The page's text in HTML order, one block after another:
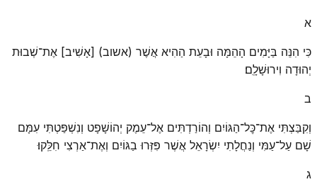
א
כִּי הִנֵּה בַּיָּמִים הָהֵמָּה וּבָעֵת הַהִיא אֲשֶׁר (אשוב) [אָשִׁיב] אֶת־שְׁבוּת
יְהוּדָה וִירוּשָׁלָֽ͏ִם׃
ב
וְקִבַּצְתִּי אֶת־כׇּל־הַגּוֹיִם וְהוֹרַדְתִּים אֶל־עֵמֶק יְהוֹשָׁפָט וְנִשְׁפַּטְתִּי עִמָּם
שָׁם עַל־עַמִּי וְנַחֲלָתִי יִשְׂרָאֵל אֲשֶׁר פִּזְּרוּ בַגּוֹיִם וְאֶת־אַרְצִי חִלֵּֽקוּ׃
ג